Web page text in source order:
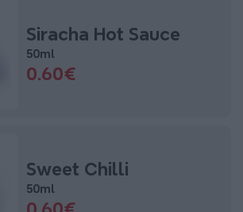
Siracha Hot Sauce
50ml
0.60€
Sweet Chilli
50ml